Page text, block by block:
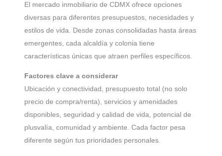
El mercado inmobiliario de CDMX ofrece opciones
diversas para diferentes presupuestos, necesidades y
estilos de vida. Desde zonas consolidadas hasta áreas
emergentes, cada alcaldía y colonia tiene
características únicas que atraen perfiles específicos.
Factores clave a considerar
Ubicación y conectividad, presupuesto total (no solo
precio de compra/renta), servicios y amenidades
disponibles, seguridad y calidad de vida, potencial de
plusvalía, comunidad y ambiente. Cada factor pesa
diferente según tus prioridades personales.